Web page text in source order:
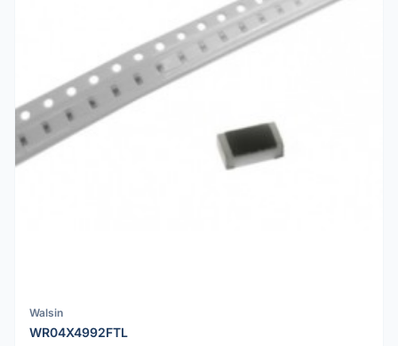
Walsin
WR04X4992FTL